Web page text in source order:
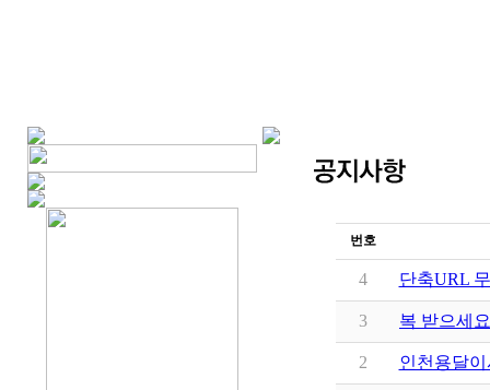
번호
4 단축URL
3 복 받으세
2 인천용달